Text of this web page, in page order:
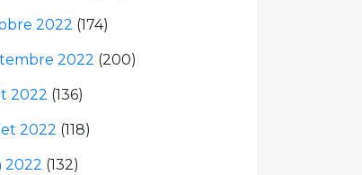
2022 (174)
2022 (200)
2022 (136)
2022 (118)
2022 (132)